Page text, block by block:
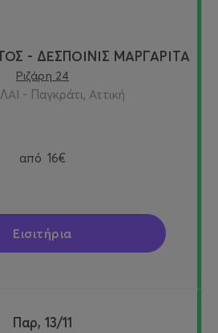
- ΔΕΣΠΟΙΝΙΣ ΜΑΡΓΑΡΙΤΑ
Ριζάρη 24
- Παγκράτι, Αττική
από 16€
Εισιτήρια
Παρ, 13/11